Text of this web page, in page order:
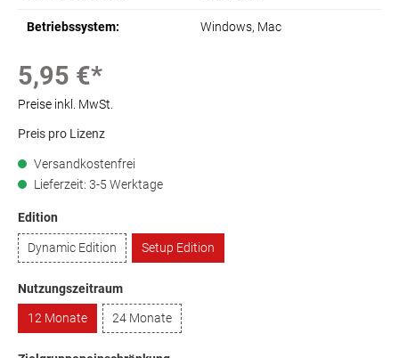
Betriebssystem: Windows, Mac
5,95 €*
Preise inkl. MwSt.
Preis pro Lizenz
Versandkostenfrei
Lieferzeit: 3-5 Werktage
Edition
Dynamic Edition
Setup Edition
Nutzungszeitraum
12 Monate
24 Monate